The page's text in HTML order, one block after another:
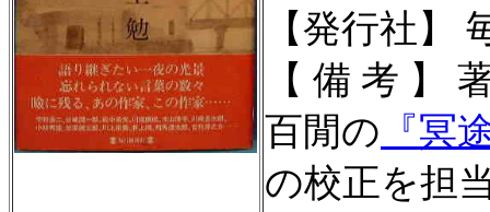
【発行社】
【 備 考 】
百閒の 『冥
の校正を担